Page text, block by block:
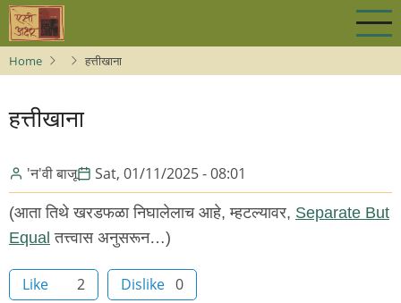
Skip
main
content
Home हत्तीखाना
हत्तीखाना
'न'वी बाजू Sat, 01/11/2025 - 08:01
(आता तिथे खरडफळा निघालेलाच आहे, म्हटल्यावर, Separate But
Equal तत्त्वास अनुसरून…)
Like 2 Dislike 0